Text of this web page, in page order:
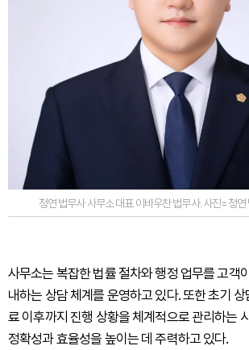
청연 법무사 사무소 대표 이바우찬 법무사. 사진=청
사무소는 복잡한 법률 절차와 행정 업무를 고객
내하는 상담 체계를 운영하고 있다. 또한 초기
료 이후까지 진행 상황을 체계적으로 관리하는
정확성과 효율성을 높이는 데 주력하고 있다.